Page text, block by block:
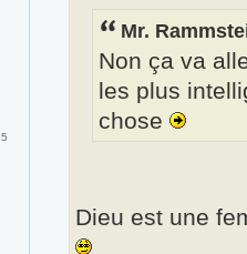
Mr.
Non ça va
les plus
chose
Dieu est une